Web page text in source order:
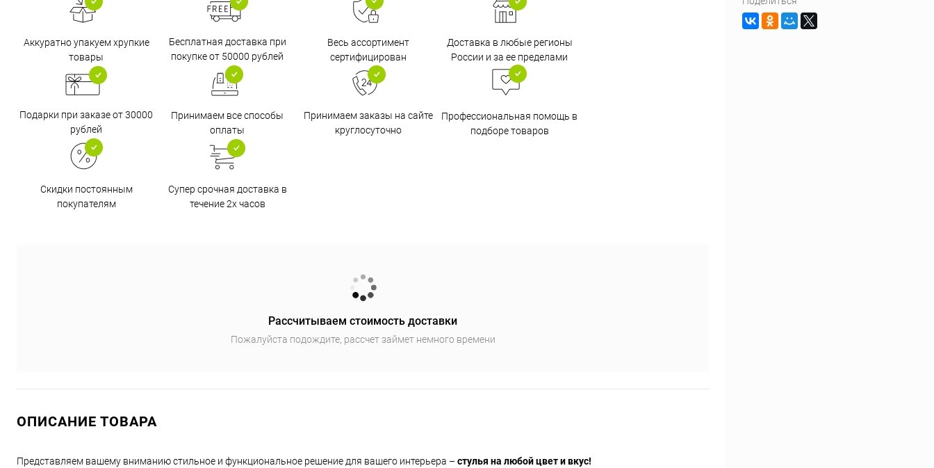
Аккуратно упакуем хрупкие
товары
Бесплатная доставка при
покупке от 50000 рублей
Весь ассортимент
сертифицирован
Доставка в любые регионы
России и за ее пределами
Подарки при заказе от 30000
рублей
Принимаем все способы
оплаты
Принимаем заказы на сайте
круглосуточно
Профессиональная помощь в
подборе товаров
Скидки постоянным
покупателям
Супер срочная доставка в
течение 2х часов
Рассчитываем стоимость доставки
Пожалуйста подождите, рассчет займет немного времени
ОПИСАНИЕ ТОВАРА
Представляем вашему вниманию стильное и функциональное решение для вашего интерьера – стулья на любой цвет и вкус!